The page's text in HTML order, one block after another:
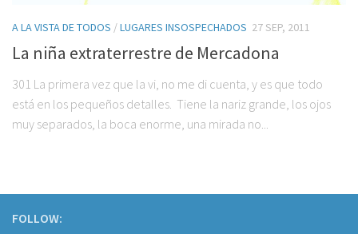
A LA VISTA DE TODOS /LUGARES INSOSPECHADOS 27 SEP, 2011
La niña extraterrestre de Mercadona
301 La primera vez que la vi, no me di cuenta, y es que todo
está en los pequeños detalles. Tiene la nariz grande, los ojos
muy separados, la boca enorme, una mirada no...
FOLLOW: